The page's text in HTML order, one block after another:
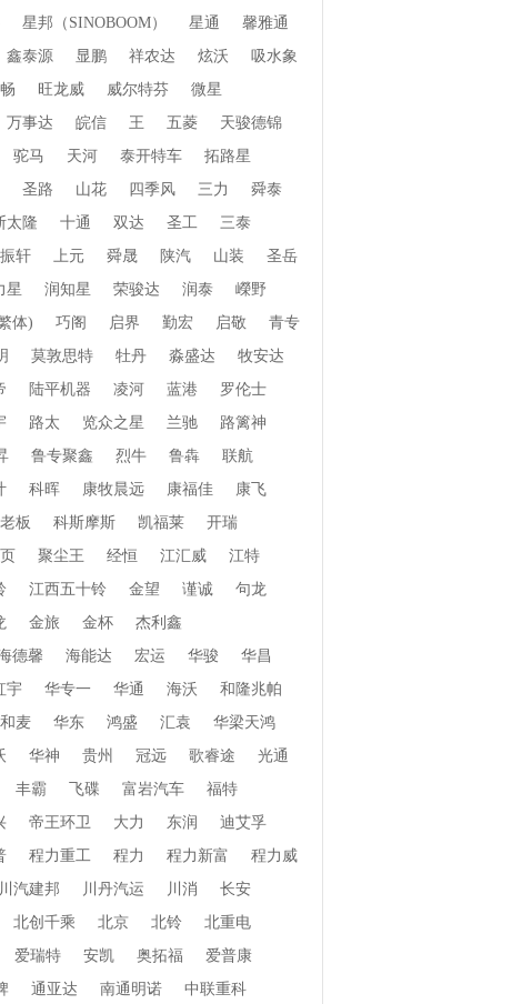
星邦（SINOBOOM） 星通
馨雅通
鑫泰源 显鹏 祥农达 炫沃
吸水象
旺龙威 威尔特芬
微星
万事达 皖信 王 五菱
天骏德锦
驼马 天河 泰开特车
拓路星
圣路 山花 四季风 三力
舜泰
太隆 十通 双达 圣工
三泰
轩 上元 舜晟 陕汽 山装
圣岳
星 润知星 荣骏达 润泰
嶸野
体) 巧阁 启界 勤宏 启敬
青专
莫敦思特 牡丹 淼盛达
牧安达
陆平机器 凌河 蓝港
罗伦士
路太 览众之星 兰驰
路篱神
鲁专聚鑫 烈牛 鲁犇
联航
科晖 康牧晨远 康福佳
康飞
板 科斯摩斯 凯福莱
开瑞
聚尘王 经恒 江汇威
江特
江西五十铃 金望 谨诚
句龙
金旅 金杯
杰利鑫
德馨 海能达 宏运 华骏
华昌
宇 华专一 华通 海沃
和隆兆帕
和麦 华东 鸿盛 汇袁
华梁天鸿
华神 贵州 冠远 歌睿途
光通
丰霸 飞碟 富岩汽车
福特
帝王环卫 大力 东润
迪艾孚
程力重工 程力 程力新富
程力威
川汽建邦 川丹汽运 川消
长安
北创千乘 北京 北铃
北重电
爱瑞特 安凯 奥拓福
爱普康
通亚达 南通明诺
中联重科